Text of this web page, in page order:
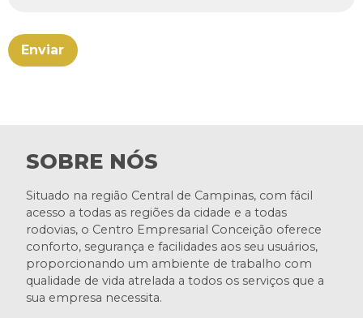
SOBRE NÓS
Situado na região Central de Campinas, com fácil
acesso a todas as regiões da cidade e a todas
rodovias, o Centro Empresarial Conceição oferece
conforto, segurança e facilidades aos seu usuários,
proporcionando um ambiente de trabalho com
qualidade de vida atrelada a todos os serviços que a
sua empresa necessita.